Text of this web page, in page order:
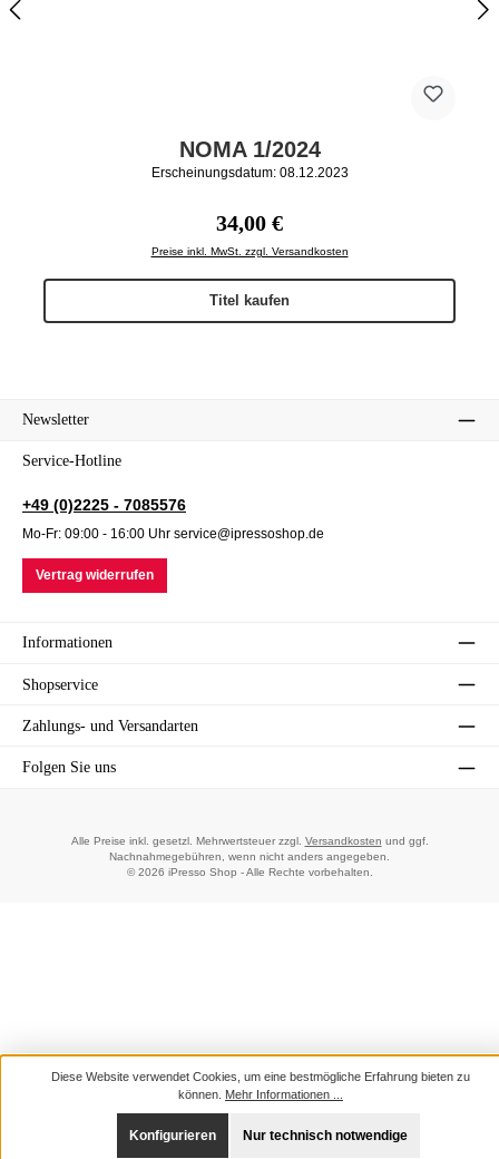
NOMA 1/2024
Erscheinungsdatum: 08.12.2023
Regulärer Preis:
34,00 €
Preise inkl. MwSt. zzgl. Versandkosten
Titel kaufen
Newsletter
Service-Hotline
+49 (0)2225 - 7085576
Mo-Fr: 09:00 - 16:00 Uhr service@ipressoshop.de
Vertrag widerrufen
Informationen
Shopservice
Zahlungs- und Versandarten
Folgen Sie uns
Alle Preise inkl. gesetzl. Mehrwertsteuer zzgl. Versandkosten und ggf.
Nachnahmegebühren, wenn nicht anders angegeben.
© 2026 iPresso Shop - Alle Rechte vorbehalten.
Diese Website verwendet Cookies, um eine bestmögliche Erfahrung bieten zu
können. Mehr Informationen ...
Nur technisch notwendige
Konfigurieren